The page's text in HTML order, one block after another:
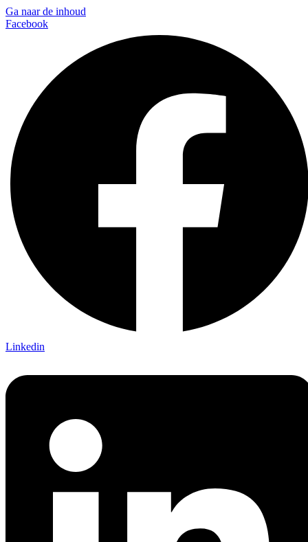
Ga naar de inhoud
Facebook
Linkedin